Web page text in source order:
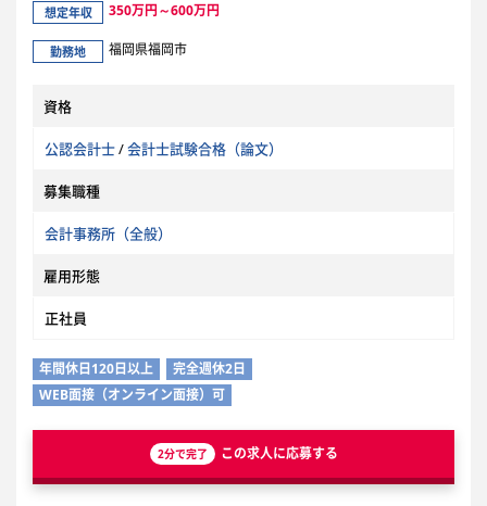
想定年収 350万円～600万円
勤務地 福岡県福岡市
資格
公認会計士/会計士試験合格（論文）
募集職種
会計事務所（全般）
雇用形態
正社員
年間休日120日以上
完全週休2日
WEB面接（オンライン面接）可
2分で完了 この求人に応募する